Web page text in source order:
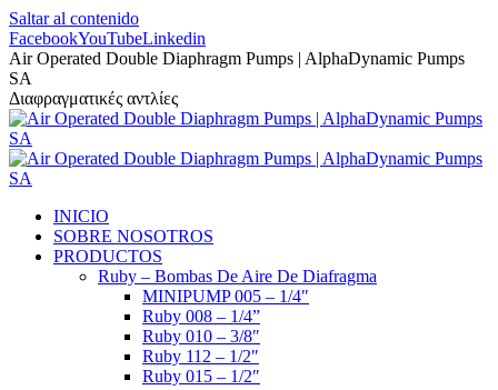
Saltar al contenido
FacebookYouTubeLinkedin
Air Operated Double Diaphragm Pumps | AlphaDynamic Pumps
SA
Διαφραγματικές αντλίες
INICIO
SOBRE NOSOTROS
PRODUCTOS
Ruby – Bombas De Aire De Diafragma
MINIPUMP 005 – 1/4″
Ruby 008 – 1/4”
Ruby 010 – 3/8″
Ruby 112 – 1/2″
Ruby 015 – 1/2″